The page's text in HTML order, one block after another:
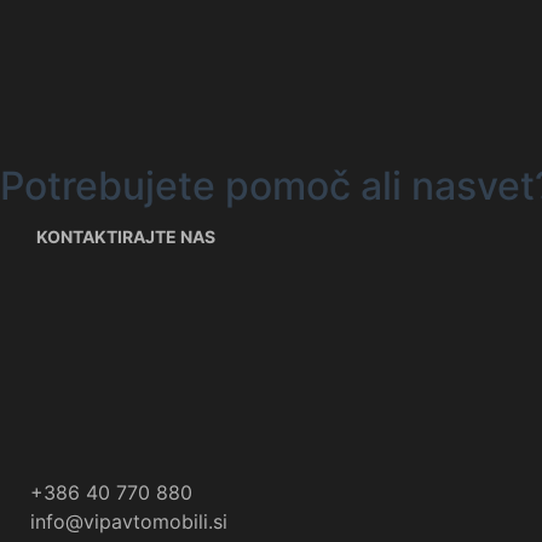
Potrebujete pomoč ali
KONTAKTIRAJTE NAS
+386 40 770 880
info@vipavtomobili.si